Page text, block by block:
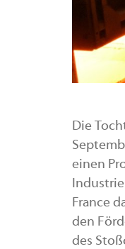
Die
einen
France
den
des